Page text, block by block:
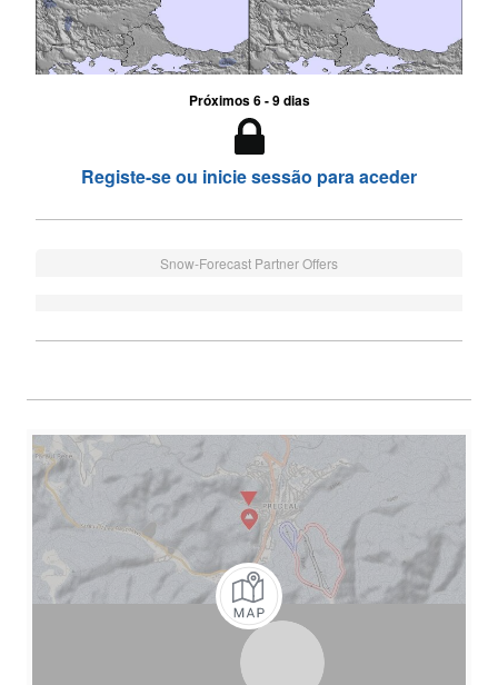
Próximos 6 - 9 dias
Registe-se ou inicie sessão para aceder
Snow-Forecast Partner Offers